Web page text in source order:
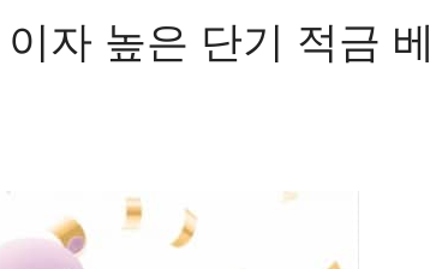
자 높은 단기 적금 베